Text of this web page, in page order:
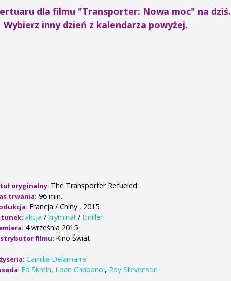
dla filmu "Transporter: Nowa moc" na dziś.
Wybierz inny dzień z kalendarza powyżej.
oryginalny: The Transporter Refueled
trwania: 96 min.
Francja / Chiny , 2015
akcja /kryminał /thriller
4 września 2015
filmu: Kino Świat
Camille Delamarre
Ed Skrein, Loan Chabanol, Ray Stevenson